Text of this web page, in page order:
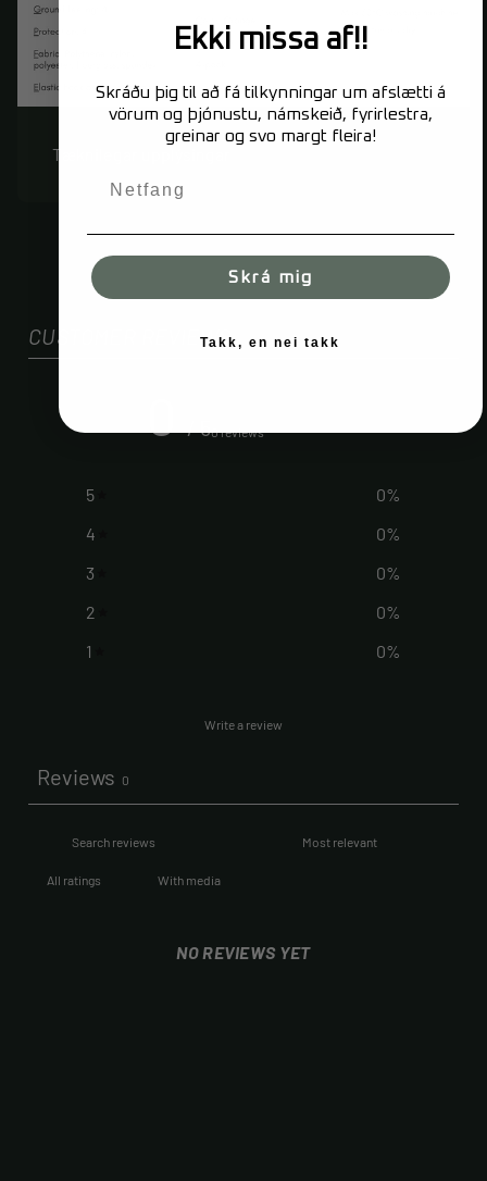
Tæknilegar upplýsingar
CUSTOMER REVIEWS
/ 50 reviews
5 0%
4
0%
3
0%
2
0%
1
0%
Write a review
Reviews 0
With media
NO REVIEWS YET
Ekki missa af!!
Skráðu þig til að fá tilkynningar um afslætti á
vörum og þjónustu, námskeið, fyrirlestra,
greinar og svo margt fleira!
Skrá mig
Takk, en nei takk